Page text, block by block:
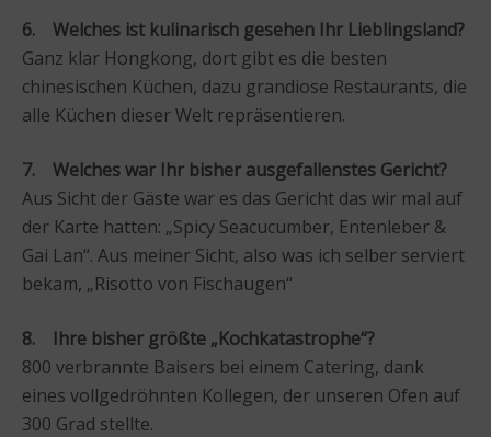
6. Welches ist kulinarisch gesehen Ihr Lieblingsland?
Ganz klar Hongkong, dort gibt es die besten
chinesischen Küchen, dazu grandiose Restaurants, die
alle Küchen dieser Welt repräsentieren.
7. Welches war Ihr bisher ausgefallenstes Gericht?
Aus Sicht der Gäste war es das Gericht das wir mal auf
der Karte hatten: „Spicy Seacucumber, Entenleber &
Gai Lan“. Aus meiner Sicht, also was ich selber serviert
bekam, „Risotto von Fischaugen“
8. Ihre bisher größte „Kochkatastrophe“?
800 verbrannte Baisers bei einem Catering, dank
eines vollgedröhnten Kollegen, der unseren Ofen auf
300 Grad stellte.